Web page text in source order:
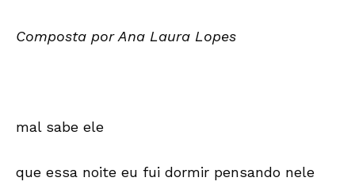
Composta por Ana Laura Lopes
mal sabe ele
que essa noite eu fui dormir pensando nele